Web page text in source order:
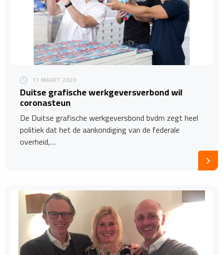
11 MAART 2020
Duitse grafische werkgeversverbond wil
coronasteun
De Duitse grafische werkgeversbond bvdm zegt heel
politiek dat het de aankondiging van de federale
overheid,…